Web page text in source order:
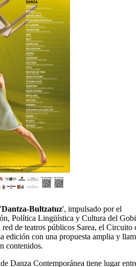
Dantza-Bultzatuz', impulsado por el
Política Lingüística y Cultura del
de teatros públicos Sarea, el Circuito
edición con una propuesta amplia y
contenidos.
Danza Contemporánea tiene lugar